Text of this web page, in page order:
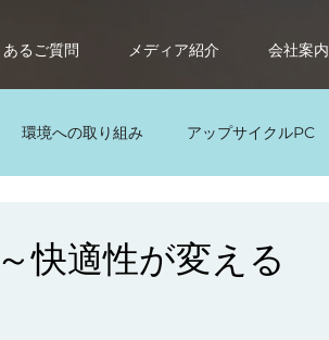
あるご質問 メディア紹介 会社案内
環境への取り組み アップサイクルPC
快適性が変える